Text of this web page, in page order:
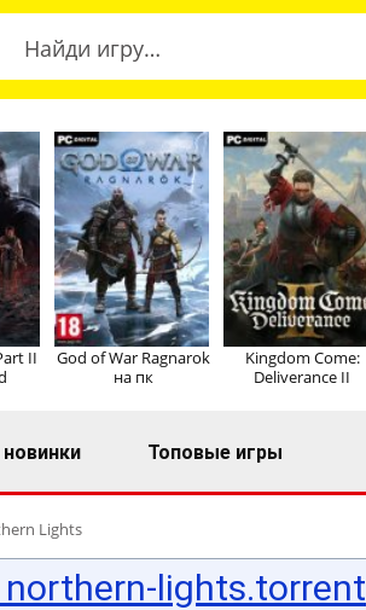
II
God of War Ragnarok
на пк
Kingdom Come:
Deliverance II
Топовые игры
Lights
northern-lights.torrent